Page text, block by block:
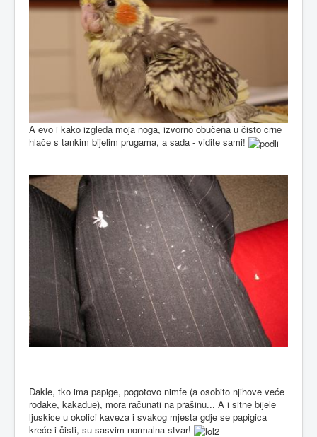
A evo i kako izgleda moja noga, izvorno obučena u čisto crne
hlače s tankim bijelim prugama, a sada - vidite sami!
Dakle, tko ima papige, pogotovo nimfe (a osobito njihove veće
rođake, kakadue), mora računati na prašinu... A i sitne bijele
ljuskice u okolici kaveza i svakog mjesta gdje se papigica
kreće i čisti, su sasvim normalna stvar!